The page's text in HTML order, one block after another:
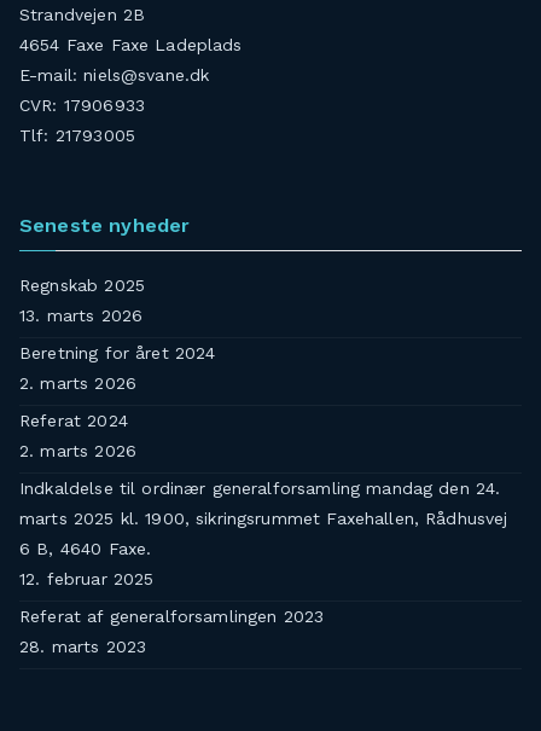
Strandvejen 2B
4654 Faxe Faxe Ladeplads
E-mail: niels@svane.dk
CVR: 17906933
Tlf: 21793005
Seneste nyheder
Regnskab 2025
13. marts 2026
Beretning for året 2024
2. marts 2026
Referat 2024
2. marts 2026
Indkaldelse til ordinær generalforsamling mandag den 24.
marts 2025 kl. 1900, sikringsrummet Faxehallen, Rådhusvej
6 B, 4640 Faxe.
12. februar 2025
Referat af generalforsamlingen 2023
28. marts 2023